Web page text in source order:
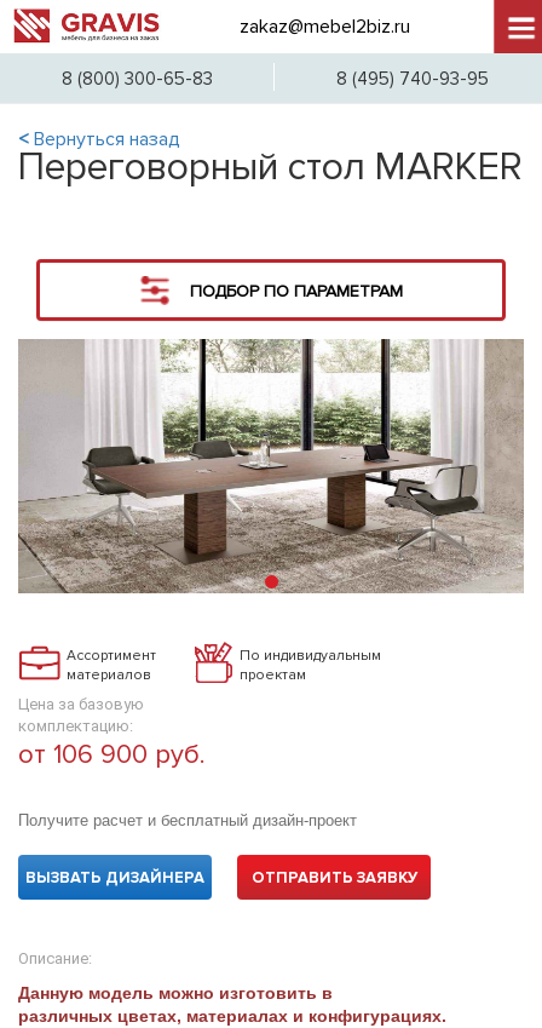
+7
zakaz@mebel2biz.ru
8 (800) 300-65-83 8 (495) 740-93-95
< Вернуться назад
Переговорный стол MARKER
ПОДБОР ПО ПАРАМЕТРАМ
Ассортимент
материалов
По индивидуальным
проектам
Цена за базовую
комплектацию:
от 106 900 руб.
Получите расчет и бесплатный дизайн-проект
ВЫЗВАТЬ ДИЗАЙНЕРА ОТПРАВИТЬ ЗАЯВКУ
Описание:
Данную модель можно изготовить в
различных цветах, материалах и конфигурациях.